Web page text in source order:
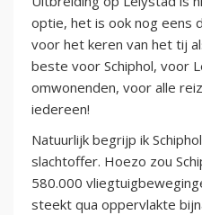
optie, het is ook nog eens
voor het keren van het tij
beste voor Schiphol, voor
omwonenden, voor alle
iedereen!
Natuurlijk begrijp ik
slachtoffer. Hoezo zou
580.000
steekt qua oppervlakte